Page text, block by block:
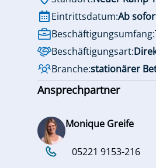
Eintrittsdatum:Ab
Beschäftigungsumfang:
Beschäftigungsart:
Branche:stationärer
Ansprechpartner
Monique Greife
05221 9153-216